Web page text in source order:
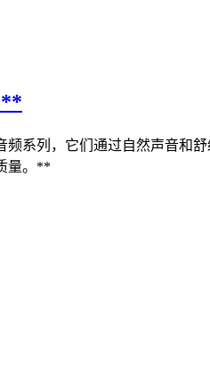
系列，它们通过自然声音
量。**